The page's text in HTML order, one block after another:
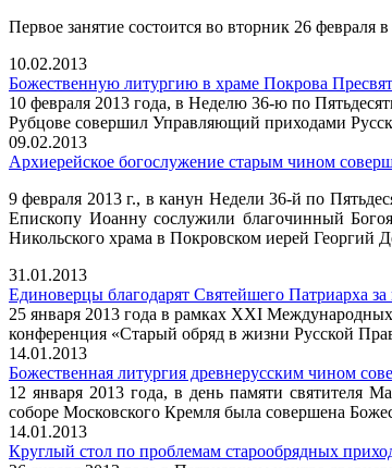
Первое занятие состоится во вторник 26
10.02.2013
Божественную литургию в храме Покрова
10 февраля 2013 года, в Неделю 36-ю по
Рубцове совершил Управляющий приходами
09.02.2013
Архиерейское богослужение старым чином
9 февраля 2013 г., в канун Недели 36-й по
Епископу Иоанну сослужили благочинный
Никольского храма в Покровском иерей Георгий
31.01.2013
Единоверцы благодарят Святейшего Патриарха
25 января 2013 года в рамках XXI
конференция «Старый обряд в жизни Русской
14.01.2013
Божественная литургия древнерусским чином
12 января 2013 года, в день памяти святителя
соборе Московского Кремля была совершена
14.01.2013
Круглый стол по проблемам старообрядных